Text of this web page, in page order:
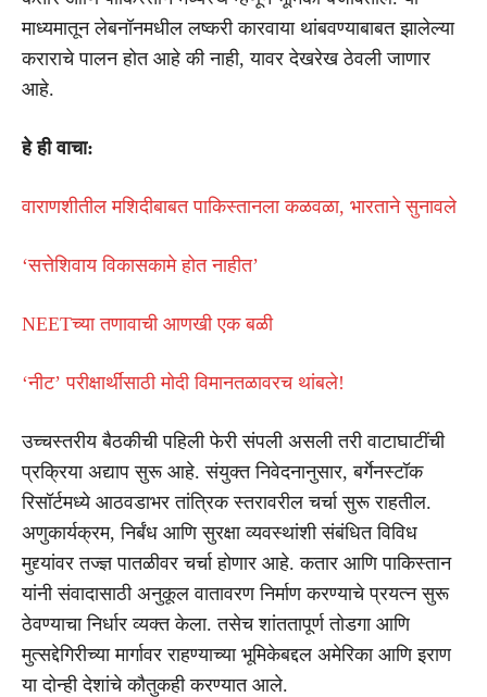
माध्यमातून लेबनॉनमधील लष्करी कारवाया थांबवण्याबाबत झालेल्या
कराराचे पालन होत आहे की नाही, यावर देखरेख ठेवली जाणार
आहे.
हे ही वाचा:
वाराणशीतील मशिदीबाबत पाकिस्तानला कळवळा, भारताने सुनावले
‘सत्तेशिवाय विकासकामे होत नाहीत’
NEETच्या तणावाची आणखी एक बळी
‘नीट’ परीक्षार्थींसाठी मोदी विमानतळावरच थांबले!
उच्चस्तरीय बैठकीची पहिली फेरी संपली असली तरी वाटाघाटींची
प्रक्रिया अद्याप सुरू आहे. संयुक्त निवेदनानुसार, बर्गेनस्टॉक
रिसॉर्टमध्ये आठवडाभर तांत्रिक स्तरावरील चर्चा सुरू राहतील.
अणुकार्यक्रम, निर्बंध आणि सुरक्षा व्यवस्थांशी संबंधित विविध
मुद्द्यांवर तज्ज्ञ पातळीवर चर्चा होणार आहे. कतार आणि पाकिस्तान
यांनी संवादासाठी अनुकूल वातावरण निर्माण करण्याचे प्रयत्न सुरू
ठेवण्याचा निर्धार व्यक्त केला. तसेच शांततापूर्ण तोडगा आणि
मुत्सद्देगिरीच्या मार्गावर राहण्याच्या भूमिकेबद्दल अमेरिका आणि इराण
या दोन्ही देशांचे कौतुकही करण्यात आले.